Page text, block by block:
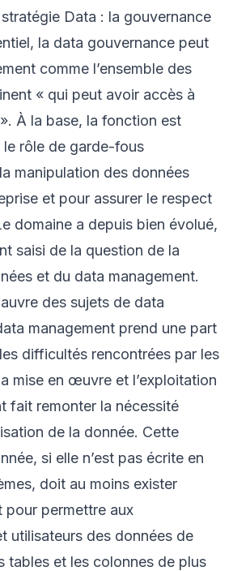
Data : la gouvernance
la data gouvernance peut
comme l’ensemble des
« qui peut avoir accès à
À la base, la fonction est
rôle de garde-fous
manipulation des données
et pour assurer le respect
domaine a depuis bien évolué,
saisi de la question de la
et du data management.
des sujets de data
management prend une part
difficultés rencontrées par les
mise en œuvre et l’exploitation
fait remonter la nécessité
de la donnée. Cette
si elle n’est pas écrite en
doit au moins exister
pour permettre aux
utilisateurs des données de
tables et les colonnes de plus